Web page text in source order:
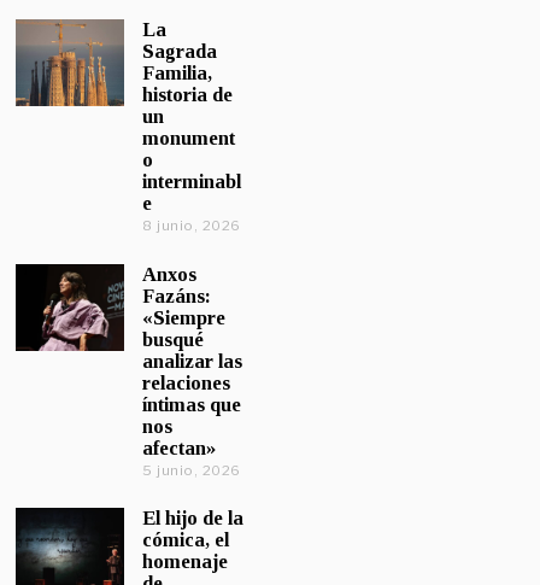
La
Sagrada
Familia,
historia de
un
monument
o
interminabl
e
8 junio, 2026
Anxos
Fazáns:
«Siempre
busqué
analizar las
relaciones
íntimas que
nos
afectan»
5 junio, 2026
El hijo de la
cómica, el
homenaje